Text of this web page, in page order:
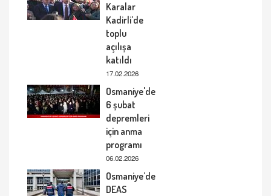
Karalar
Kadirli’de
toplu
açılışa
katıldı
17.02.2026
Osmaniye'de
6 şubat
depremleri
için anma
programı
06.02.2026
Osmaniye’de
DEAS